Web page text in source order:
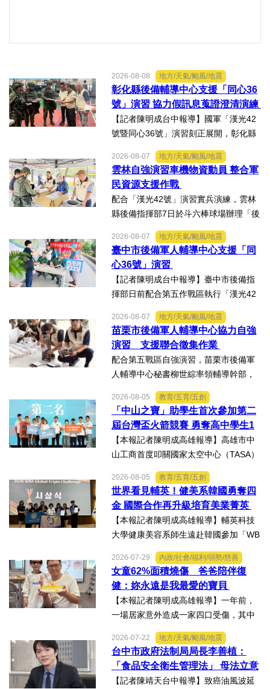
2026-08-08 地方/天氣/颱風/地震
彰化縣後備輔導中心支援「同心36
號」演習 協力假訊息蒐證澄清演練
【記者陳明成台中報導】國軍「漢光42
號暨同心36號」演習刻正展開，彰化縣
導，協力陸軍104旅實施「假訊息蒐證澄
清」演練。動員芳苑鄉後備軍人輔導中
心陳宗文主任、陳芳果秘...
2026-08-07 地方/天氣/颱風/地震
雲林自強演習車機物資動員 整合軍
民資源支援作戰
配合「漢光42號」演習實兵演練，雲林
縣後備指揮部7日於斗六棒球場辦理「後
資接收作業－自強演習」。【記者陳明
成台中報導】配合「漢光42號」演習實
兵演練，雲林縣後備指揮...
2026-08-07 地方/天氣/颱風/地震
臺中市後備軍人輔導中心支援「同
心36號」演習
【記者陳明成台中報導】臺中市後備指
揮部日前配合第五作戰區執行「漢光42
教育召集作業，臺中市外埔區、清水
區、大安區等後備軍人輔導中心全力投
入支援任務，設置服務台協助...
2026-08-07 地方/天氣/颱風/地震
苗栗市後備軍人輔導中心協力自強
演習 支援聯合徵集作業
配合第五戰區自強演習，苗栗市後備軍
人輔導中心秘書柳世綜率領輔導幹部，
徵用作業演練。【記者陳明成台中報
導】為驗證全民防衛動員機制，苗栗市
後備軍人輔導中心配合第五...
2026-08-05 教育/五育/五創
「中山之寶」助學生首次參加第二
屆台灣盃火箭競賽 勇奪高中學生1
K組亞軍
【本報記者陳明成高雄報導】高雄市中
山工商首度叩關國家太空中心（TASA）
一路過關斬將，順利完成火箭發射，並
將全箭完整回收，勇奪高中學生1K組亞
軍，表現亮眼。陳國清...
2026-08-05 教育/五育/五創
世界看見輔英！健美系韓國勇奪四
金 國際合作再升級培育美業菁英
【本報記者陳明成高雄報導】輔英科技
大學健康美容系師生遠赴韓國參加「WB
賽」及「2026WBAGlobalTripleChallen
ge全球美學現場賽」，展現紮實專業實
力，師生聯手勇奪四金、...
2026-07-29 內政/社會/福利/弱勢/慈善
女童62%面積燒傷 爸爸陪伴復
健：妳永遠是我最愛的寶貝
【本報記者陳明成高雄報導】一年前，
一場居家意外造成一家四口受傷，其中
燒傷，在加護病房搶救超過兩個月，並
歷經在陽光基金會近一年的漫長復復健
及陪伴下，芸芸將於八月重返...
2026-07-22 地方/天氣/颱風/地震
台中市政府法制局局長李善植：
「食品安全衛生管理法」 母法立意
良善但子法標準過於寬鬆、處罰欠
【記者陳靖天台中報導】致癌油風波延